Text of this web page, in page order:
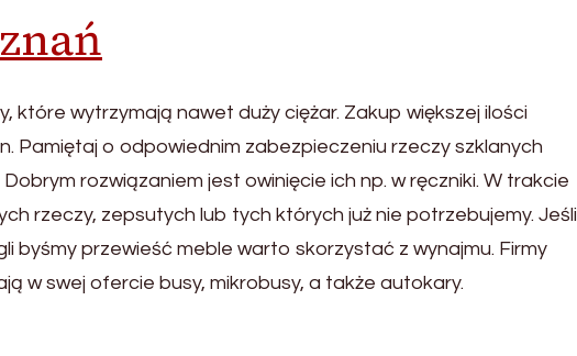
które wytrzymają nawet duży ciężar. Zakup większej ilości
Pamiętaj o odpowiednim zabezpieczeniu rzeczy szklanych
rozwiązaniem jest owinięcie ich np. w ręczniki. W trakcie
rzeczy, zepsutych lub tych których już nie potrzebujemy. Jeśli
byśmy przewieść meble warto skorzystać z wynajmu. Firmy
w swej ofercie busy, mikrobusy, a także autokary.